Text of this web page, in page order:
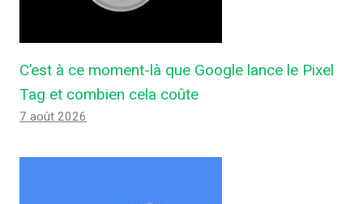
C’est à ce moment-là que Google lance le Pixel
Tag et combien cela coûte
7 août 2026